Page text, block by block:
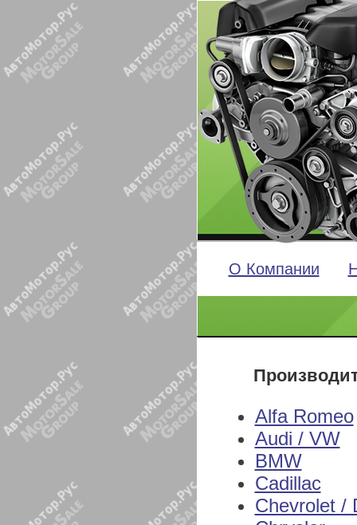
О Компании
Alfa Romeo
Audi / VW
BMW
Cadillac
Chevrolet /